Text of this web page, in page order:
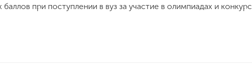
при поступлении в вуз за участие в олимпиадах и